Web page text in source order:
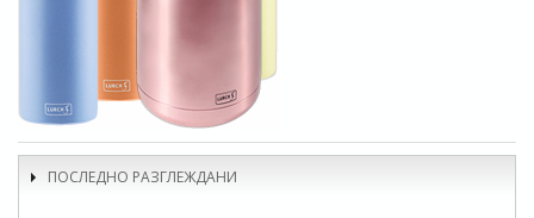
ПОСЛЕДНО РАЗГЛЕЖДАНИ